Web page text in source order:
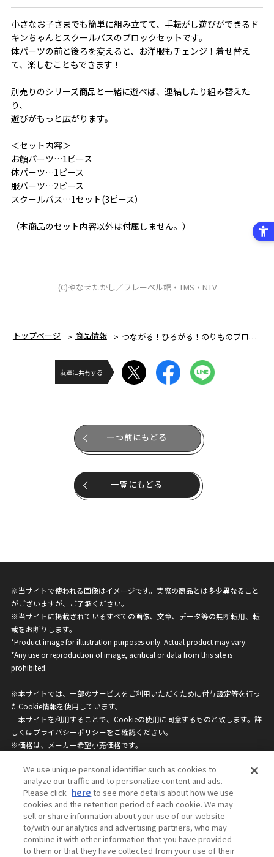
小さなお子さまでも簡単に組み立てて、手転がし遊びができるド
キンちゃんとスクールバスのブロックセットです。
体パーツの前と後ろを変えると、お洋服もチェンジ！着せ替え
て、楽しむこともできます！
別売りのシリーズ商品と一緒に遊べば、連結したり組み替えた
り、
遊びがもっと広がります。
＜セット内容＞
お顔パーツ…1ピース
体パーツ…1ピース
服パーツ…2ピース
スクールバス…1セット(3ピース）
（本商品のセット内容以外は付属しません。）
(C)やなせたかし／フレーベル館・TMS・NTV
トップページ 商品情報 つながる！ひろがる！のりものブロック ドキンちゃんとスクールバス
友達に共有する
一つ前にもどる
一覧にもどる
※当サイトで使われる画像はイメージです。実際の商品とは多少異なること
がございますが、ご了承ください。
※当サイトに掲載されているすべての画像、文章、データ等の無断転用、転
載をお断りします。
*Product image for illustration purposes only. Actual product may vary.
*Any use or reproduction of image, acritical or data from this site is
prohibited.
※本サイトでは、一部のサービスをご利用いただくために付与設定等を行っ
たCookie情報を使用しています。
本サイトを利用することで、Cookieの使用に同意するものと致します。詳
しくはプライバシーポリシーをご確認ください。
※価格は、メーカー希望小売価格です。
ざいますのでご了承ください。
privacypolicy
Do Not Sell or Share My
Personal Information
ウェブサイトご利用条件
ソーシャルメディアポリシー
個人情報保護方針
お問い合わせ
We use unique personal identifier such as cookies to
analyze our traffic and to personalize content and ads.
Please click here to see more details about how we use
cookies and the retention period of each cookie. We may
sell or share information about your use of our website
to/with our analytics and advertising partners, who may
combine it with other information that you have provided
to them or that they have collected from your use of their